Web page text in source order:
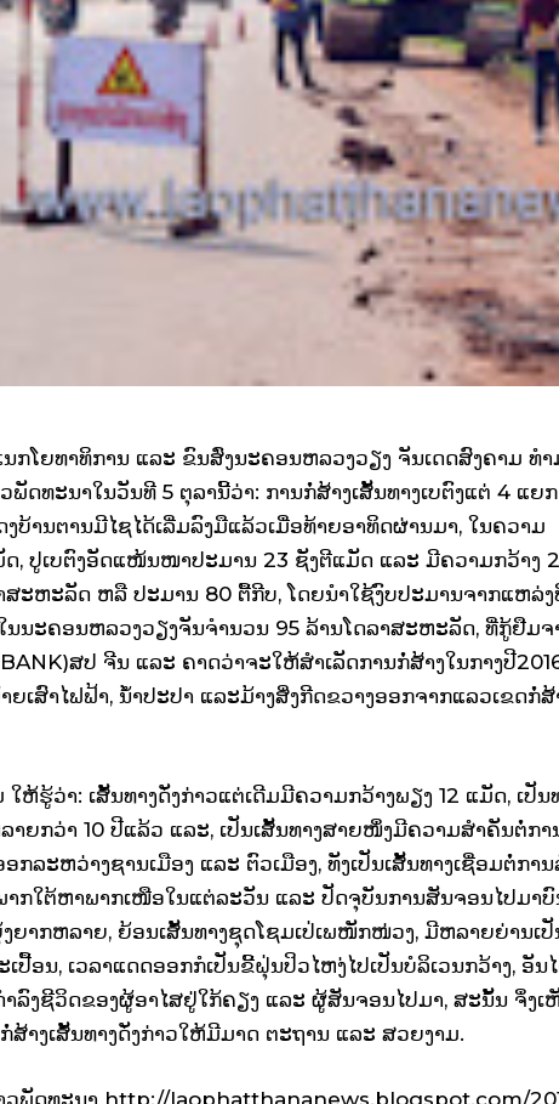
ໂຍທາທິການ ແລະ ຂົນສົ່ງນະຄອນຫລວງວຽງ ຈັນເດດສົງຄາມ ທໍາ
ດທະນາໃນວັນທີ 5 ຕຸລານີ້ວ່າ: ການກໍ່ສ້າງເສັ້ນທາງເບຕົງແຕ່ 4 ແຍ
ບ້ານຕານມີໄຊໄດ້ເລີ່ມລົງມືແລ້ວເມື່ອທ້າຍອາທິດຜ່ານມາ, ໃນຄວາມ
ດ, ປູເບຕົງອັດແໜ້ນໜາປະມານ 23 ຊັງຕີແມັດ ແລະ ມີຄວາມກວ້າງ
ສະຫະລັດ ຫລື ປະມານ 80 ຕື້ກີບ, ໂດຍນໍາໃຊ້ງົບປະມານຈາກແຫລ່
ນນະຄອນຫລວງວຽງຈັນຈໍານວນ 95 ລ້ານໂດລາສະຫະລັດ, ທີ່ກູ້ຢືມຈ
ສປ ຈີນ ແລະ ຄາດວ່າຈະໃຫ້ສໍາເລັດການກໍ່ສ້າງໃນກາງປີ
ຍເສົາໄຟຟ້າ, ນໍ້າປະປາ ແລະມ້າງສິ່ງກີດຂວາງອອກຈາກແລວເຂດກໍ່ສ້
ໃຫ້ຮູ້ວ່າ: ເສັ້ນທາງດັ່ງກ່າວແຕ່ເດີມມີຄວາມກວ້າງພຽງ 12 ແມັດ, ເປັນ
າຍກວ່າ 10 ປີແລ້ວ ແລະ, ເປັນເສັ້ນທາງສາຍໜຶ່ງມີຄວາມສໍາຄັນຕໍ່ກ
ກລະຫວ່າງຊານເມືອງ ແລະ ຕົວເມືອງ, ທັງເປັນເສັ້ນທາງເຊື່ອມຕໍ່ກາ
ກໃຕ້ຫາພາກເໜືອໃນແຕ່ລະວັນ ແລະ ປັດຈຸບັນການສັນຈອນໄປມາບົ
າກຫລາຍ, ຍ້ອນເສັ້ນທາງຊຸດໂຊມເປ່ເພໜັກໜ່ວງ, ມີຫລາຍຍ່ານເ
ເປື້ອນ, ເວລາແດດອອກກໍເປັນຂີ້ຝຸ່ນປິວໄຫງ່ໄປເປັນບໍລິເວນກວ້າງ, ອັນ
ລົງຊີວິດຂອງຜູ້ອາໄສຢູ່ໃກ້ຄຽງ ແລະ ຜູ້ສັນຈອນໄປມາ, ສະນັ້ນ ຈຶ່ງເ
ສ້າງເສັ້ນທາງດັ່ງກ່າວໃຫ້ມີມາດ ຕະຖານ ແລະ ສວຍງາມ.